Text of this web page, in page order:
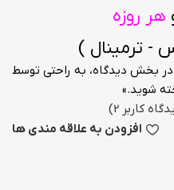
هر روزه
- ترمینال )
بخش دیدگاه، به راحتی توسط
شوید.»
کاربر2
)
افزودن به علاقه مندی ها